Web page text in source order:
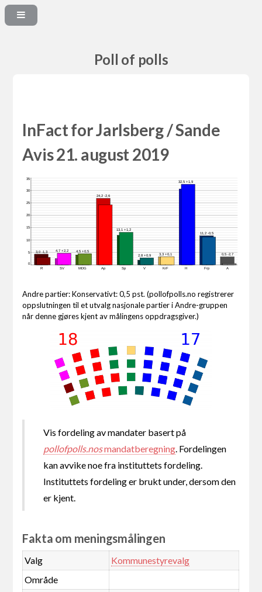
Poll of polls
InFact for Jarlsberg / Sande
Avis 21. august 2019
3,0 -1,3 4,7 +2,2 4,5 +0,5
24,2 -2,6
13,1 +1,2
2,8 +0,9 3,3 +0,1
32,5 +1,9
11,2 -0,5
0,5 -2,7
R SV MDG Ap Sp V KrF H Frp A
0
5
10
15
20
25
30
35
Andre partier: Konservativt: 0,5 pst. (pollofpolls.no registrerer
oppslutningen til et utvalg nasjonale partier i Andre-gruppen
når denne gjøres kjent av målingens oppdragsgiver.)
Vis fordeling av mandater basert på
pollofpolls.nosmandatberegning . Fordelingen
kan avvike noe fra instituttets fordeling.
Instituttets fordeling er brukt under, dersom den
er kjent.
Fakta om meningsmålingen
Valg
Kommunestyrevalg
Område